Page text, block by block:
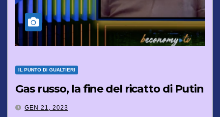
IL PUNTO DI GUALTIERI
Gas russo, la fine del ricatto di Putin
GEN 21, 2023